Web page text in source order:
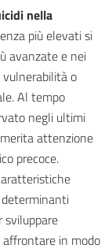
nella
più elevati si
avanzate e nei
o
Al tempo
negli ultimi
attenzione
precoce.
sviluppare
affrontare in modo